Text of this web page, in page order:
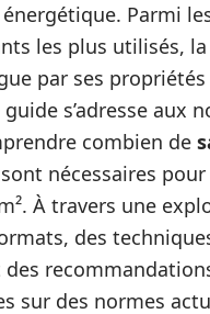
Parmi
les plus utilisés, la
par ses propriétés
s’adresse aux
combien de
sont nécessaires
À travers une
des
des
sur des normes